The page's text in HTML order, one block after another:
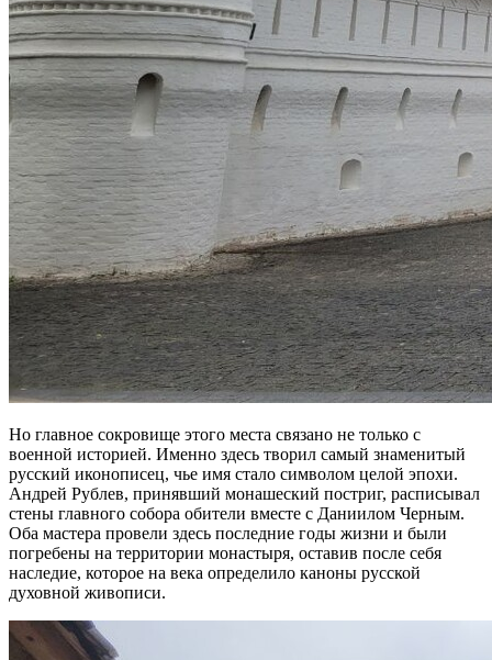
Но главное сокровище этого места связано не только с
военной историей. Именно здесь творил самый знаменитый
русский иконописец, чье имя стало символом целой эпохи.
Андрей Рублев, принявший монашеский постриг, расписывал
стены главного собора обители вместе с Даниилом Черным.
Оба мастера провели здесь последние годы жизни и были
погребены на территории монастыря, оставив после себя
наследие, которое на века определило каноны русской
духовной живописи.